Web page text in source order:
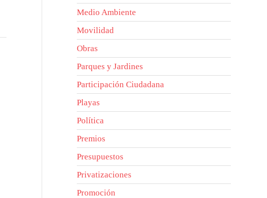
Medio Ambiente
Movilidad
Obras
Parques y Jardines
Participación Ciudadana
Playas
Política
Premios
Presupuestos
Privatizaciones
Promoción